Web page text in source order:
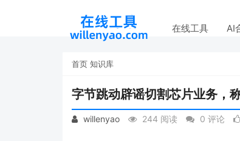
在线工具 AI
首页 知识库
字节跳动辟谣切割芯片业务，
willenyao 244 阅读 0 评论